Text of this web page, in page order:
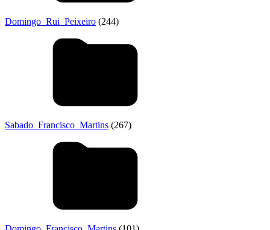
Domingo_Rui_Peixeiro (244)
Sabado_Francisco_Martins (267)